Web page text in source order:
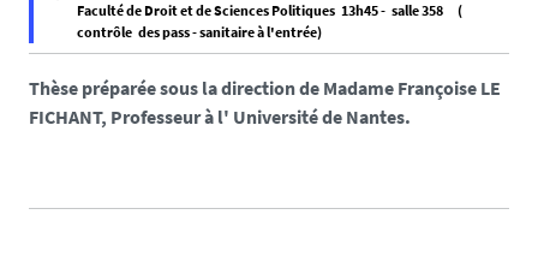
Faculté de Droit et de Sciences Politiques 13h45 - salle 358 (
contrôle des pass - sanitaire à l'entrée)
f
a
l
Thèse préparée sous la direction de Madame Françoise LE
FICHANT, Professeur à l' Université de Nantes.